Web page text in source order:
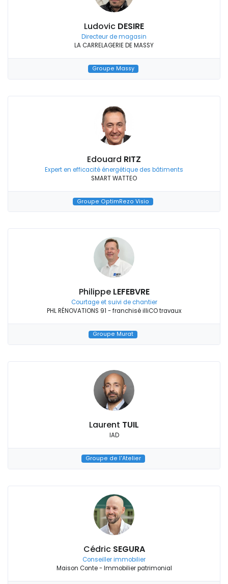
Ludovic DESIRE
Directeur de magasin
LA CARRELAGERIE DE MASSY
Groupe Massy
Edouard RITZ
Expert en efficacité énergétique des bâtiments
SMART WATTEO
Groupe OptimRezo Visio
Philippe LEFEBVRE
Courtage et suivi de chantier
PHL RÉNOVATIONS 91 - franchisé illiCO travaux
Groupe Murat
Laurent TUIL
IAD
Groupe de l'Atelier
Cédric SEGURA
Conseiller immobilier
Maison Conte - Immobilier patrimonial